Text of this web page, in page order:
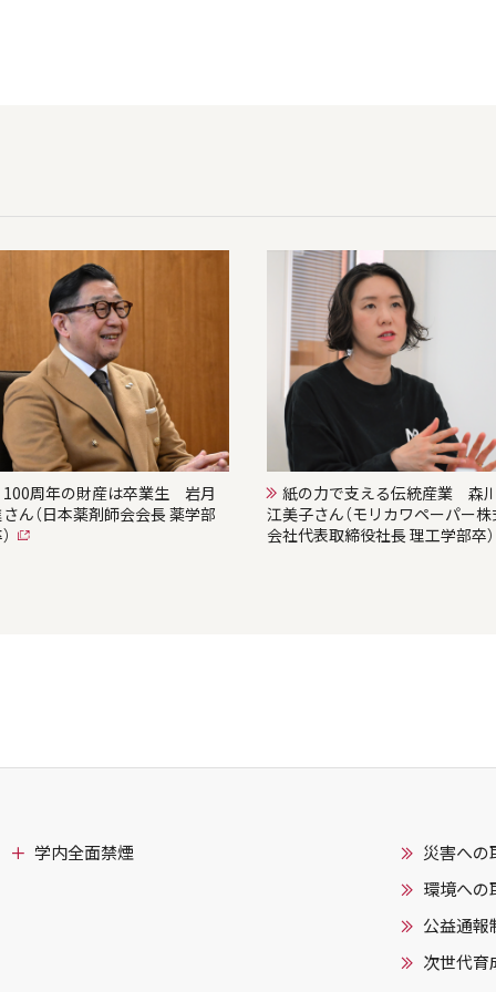
100周年の財産は卒業生 岩月
ん（日本薬剤師会会長 薬学部
紙の力で支える伝統産業 森
江美子さん（モリカワペーパー株
会社代表取締役社長 理工学部卒）
学内全面禁煙
災害への
環境への
公益通報
次世代育